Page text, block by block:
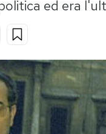
ed era